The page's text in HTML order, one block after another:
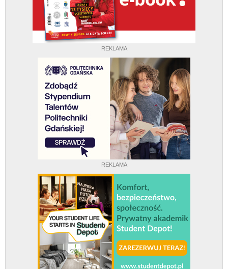
REKLAMA
REKLAMA